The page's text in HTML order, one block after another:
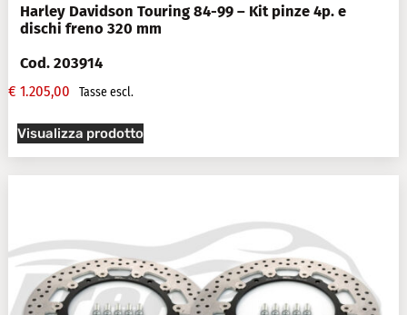
Harley Davidson Touring 84-99 – Kit pinze 4p. e
dischi freno 320 mm
Cod. 203914
€ 1.205,00 Tasse escl.
Visualizza prodotto